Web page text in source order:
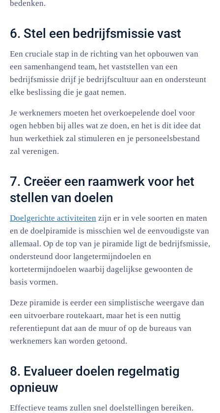
bedenken.
6. Stel een bedrijfsmissie vast
Een cruciale stap in de richting van het opbouwen van
een samenhangend team, het vaststellen van een
bedrijfsmissie drijf je bedrijfscultuur aan en ondersteunt
elke beslissing die je gaat nemen.
Je werknemers moeten het overkoepelende doel voor
ogen hebben bij alles wat ze doen, en het is dit idee dat
hun werkethiek zal stimuleren en je personeelsbestand
zal verenigen.
7. Creëer een raamwerk voor het
stellen van doelen
Doelgerichte activiteiten zijn er in vele soorten en maten
en de doelpiramide is misschien wel de eenvoudigste van
allemaal. Op de top van je piramide ligt de bedrijfsmissie,
ondersteund door langetermijndoelen en
kortetermijndoelen waarbij dagelijkse gewoonten de
basis vormen.
Deze piramide is eerder een simplistische weergave dan
een uitvoerbare routekaart, maar het is een nuttig
referentiepunt dat aan de muur of op de bureaus van
werknemers kan worden getoond.
8. Evalueer doelen regelmatig
opnieuw
Effectieve teams zullen snel doelstellingen bereiken.